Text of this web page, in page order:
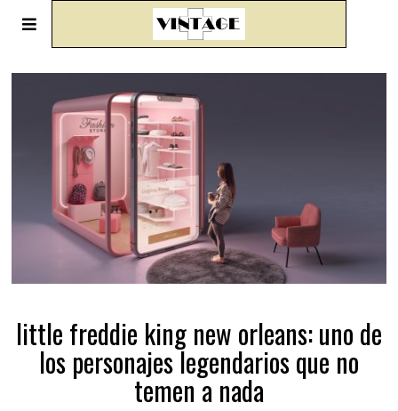
little freddie king new orleans: uno de
los personajes legendarios que no
temen a nada